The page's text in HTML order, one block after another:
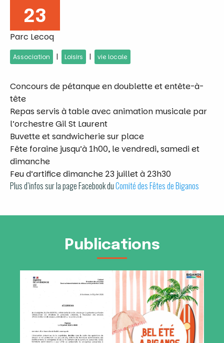
23
Juil
Parc Lecoq
Association | Loisirs | vie locale
Concours de pétanque en doublette et entête-à-
tête
Repas servis à table avec animation musicale par
l’orchestre Gil St Laurent
Buvette et sandwicherie sur place
Fête foraine jusqu’à 1h00, le vendredi, samedi et
dimanche
Feu d’artifice dimanche 23 juillet à 23h30
Plus d’infos sur la page Facebook duComité des Fêtes de Biganos
Publications